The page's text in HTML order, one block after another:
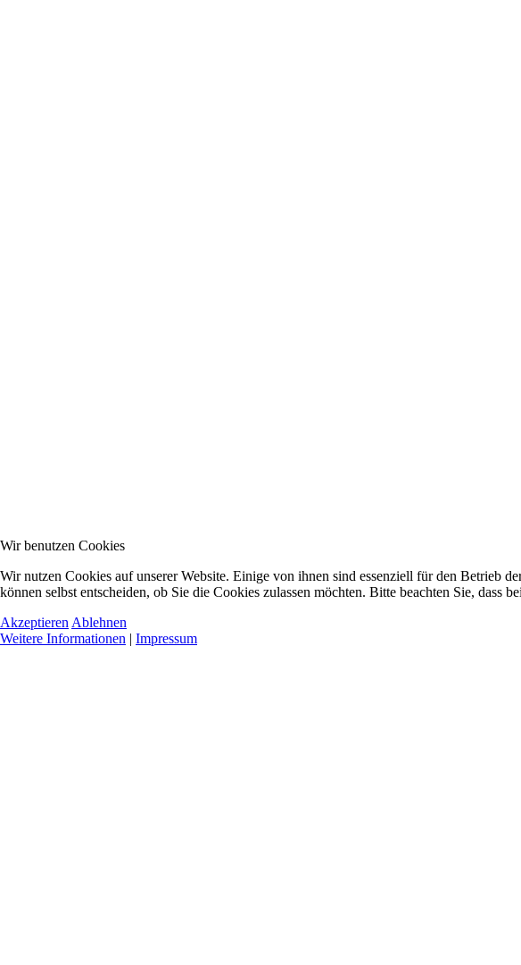
Wir benutzen Cookies
Wir nutzen Cookies auf unserer Website. Einige von ihnen sind essenziell für den Betrieb
können selbst entscheiden, ob Sie die Cookies zulassen möchten. Bitte beachten Sie,
Akzeptieren Ablehnen
Weitere Informationen | Impressum